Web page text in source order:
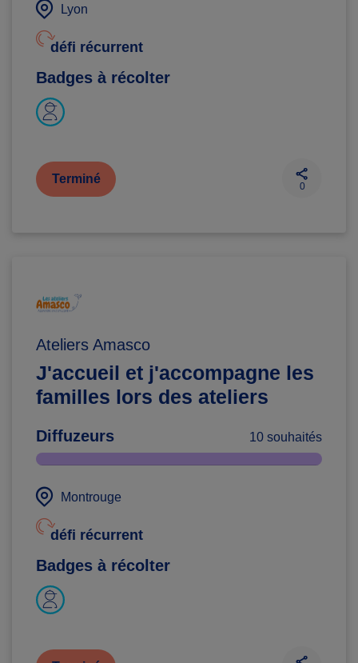
Lyon
défi récurrent
Badges à récolter
Terminé
0
Ateliers Amasco
J'accueil et j'accompagne les
familles lors des ateliers
Diffuzeurs 10 souhaités
Montrouge
défi récurrent
Badges à récolter